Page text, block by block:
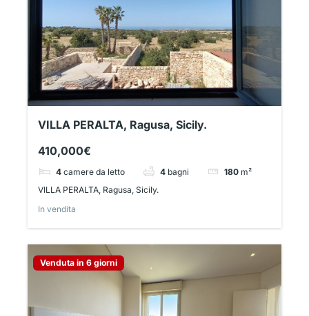
VILLA PERALTA, Ragusa, Sicily.
410,000€
4 camere da letto 4 bagni 180 m²
VILLA PERALTA, Ragusa, Sicily.
In vendita
Venduta in 6 giorni